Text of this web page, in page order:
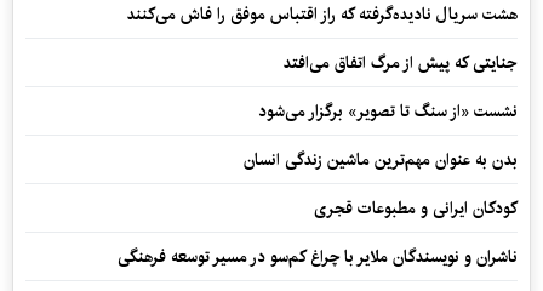
هشت سریال نادیده‌گرفته که راز اقتباس موفق را فاش می‌کنند
جنایتی که پیش از مرگ اتفاق می‌افتد
نشست «از سنگ تا تصویر» برگزار می‌شود
بدن به عنوان مهم‌ترین ماشین زندگی انسان
کودکان ایرانی و مطبوعات قجری
ناشران و نویسندگان ملایر با چراغ کم‌سو در مسیر توسعه فرهنگی